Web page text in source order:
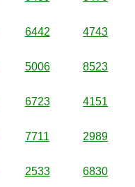
6442 4743
5006 8523
6723 4151
7711 2989
2533 6830